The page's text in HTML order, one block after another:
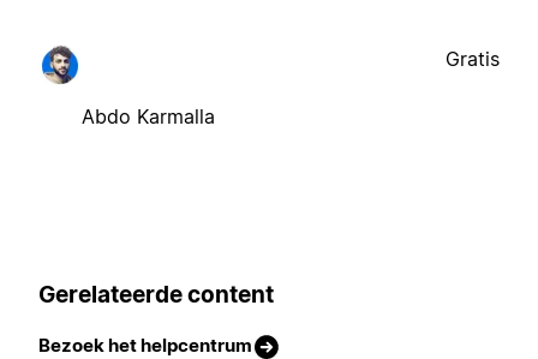
Abdo Karmalla
Gratis
Gerelateerde content
Bezoek het helpcentrum